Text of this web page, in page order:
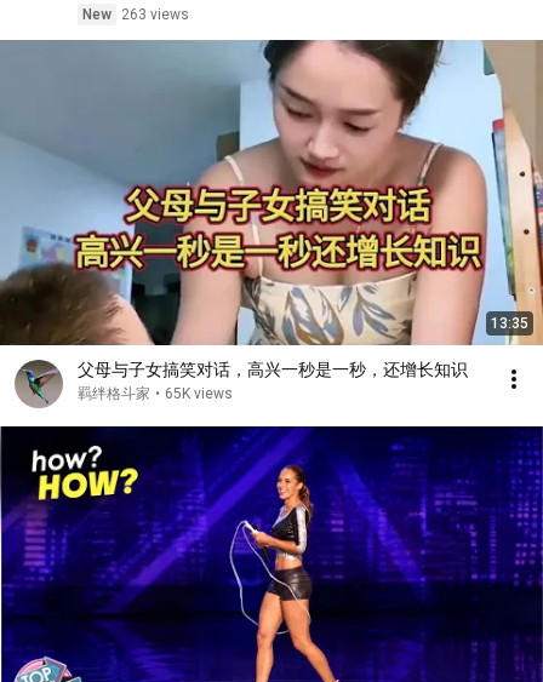
New
263 views
13:35
父母与子女搞笑对话，高兴一秒是一秒，还增长知识
羁绊格斗家 • 65K views